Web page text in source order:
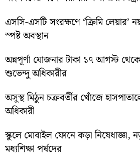
এসসি-এসটি সংরক্ষণে ‘ক্রিমি লেয়ার’
স্পষ্ট অবস্থান
অন্নপূর্ণা যোজনার টাকা ১৭ আগস্ট
শুভেন্দু অধিকারীর
অসুস্থ মিঠুন চক্রবর্তীর খোঁজে
অধিকারী
স্কুলে মোবাইল ফোনে কড়া নিষেধাজ্ঞা,
মধ্যশিক্ষা পর্ষদের